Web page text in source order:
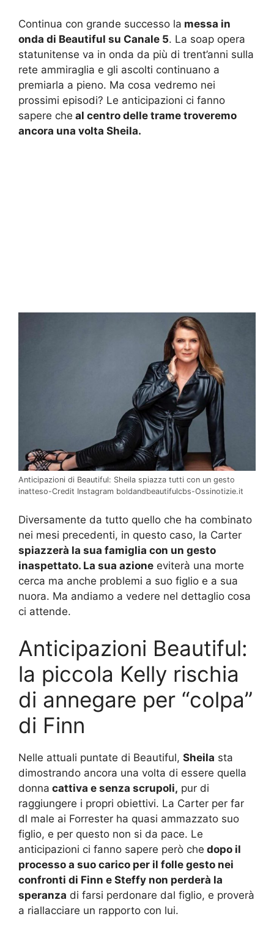
Continua con grande successo la messa in
onda di Beautiful su Canale 5. La soap opera
statunitense va in onda da più di trent’anni sulla
rete ammiraglia e gli ascolti continuano a
premiarla a pieno. Ma cosa vedremo nei
prossimi episodi? Le anticipazioni ci fanno
sapere che al centro delle trame troveremo
ancora una volta Sheila.
Anticipazioni di Beautiful: Sheila spiazza tutti con un gesto
inatteso-Credit Instagram boldandbeautifulcbs-Ossinotizie.it
Diversamente da tutto quello che ha combinato
nei mesi precedenti, in questo caso, la Carter
spiazzerà la sua famiglia con un gesto
inaspettato. La sua azione eviterà una morte
cerca ma anche problemi a suo figlio e a sua
nuora. Ma andiamo a vedere nel dettaglio cosa
ci attende.
Anticipazioni Beautiful:
la piccola Kelly rischia
di annegare per “colpa”
di Finn
Nelle attuali puntate di Beautiful, Sheila sta
dimostrando ancora una volta di essere quella
donna cattiva e senza scrupoli, pur di
raggiungere i propri obiettivi. La Carter per far
dl male ai Forrester ha quasi ammazzato suo
figlio, e per questo non si da pace. Le
anticipazioni ci fanno sapere però che dopo il
processo a suo carico per il folle gesto nei
confronti di Finn e Steffy non perderà la
speranza di farsi perdonare dal figlio, e proverà
a riallacciare un rapporto con lui.